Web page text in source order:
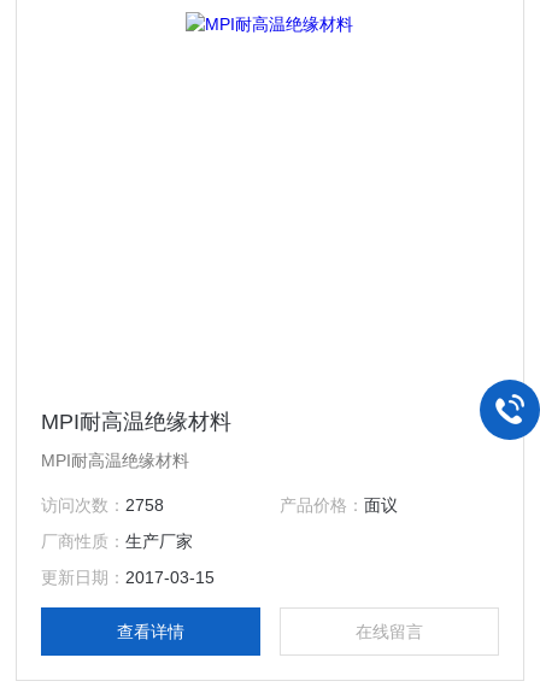
MPI耐高温绝缘材料
MPI耐高温绝缘材料
访问次数： 2758 产品价格： 面议
厂商性质：生产厂家
更新日期： 2017-03-15
查看详情 在线留言